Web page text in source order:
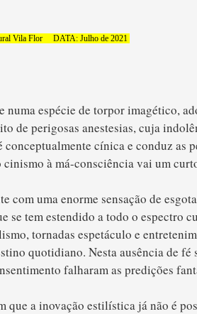
Vila Flor DATA: Julho de 2021
numa espécie de torpor imagético,
de perigosas anestesias, cuja
conceptualmente cínica e conduz as
cinismo à má-consciência vai um
com uma enorme sensação de
se tem estendido a todo o espectro
tornadas espetáculo e
quotidiano. Nesta ausência de
falharam as predições
que a inovação estilística já não é